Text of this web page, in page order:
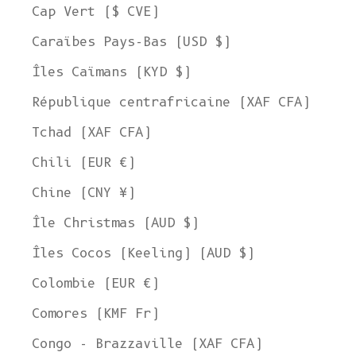
Cap Vert ($ CVE)
Caraïbes Pays-Bas (USD $)
Îles Caïmans (KYD $)
République centrafricaine (XAF CFA)
Tchad (XAF CFA)
Chili (EUR €)
Chine (CNY ¥)
Île Christmas (AUD $)
Îles Cocos (Keeling) (AUD $)
Colombie (EUR €)
Comores (KMF Fr)
Congo - Brazzaville (XAF CFA)